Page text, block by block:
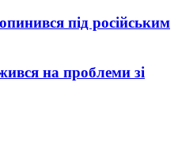
під російським
на проблеми зі